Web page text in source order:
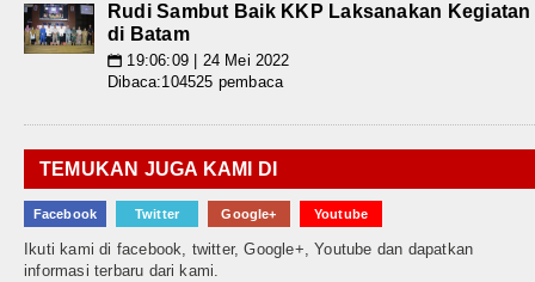
Rudi Sambut Baik KKP Laksanakan Kegiatan
di Batam
📅 19:06:09 | 24 Mei 2022
Dibaca:104525 pembaca
TEMUKAN JUGA KAMI DI
Facebook Twitter Google+ Youtube
Ikuti kami di facebook, twitter, Google+, Youtube dan dapatkan
informasi terbaru dari kami.